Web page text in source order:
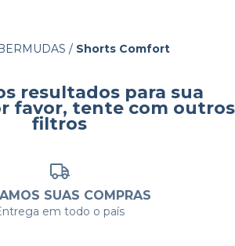
/ Shorts Comfort
resultados para sua
favor, tente com outros
filtros
SUAS COMPRAS
em todo o país